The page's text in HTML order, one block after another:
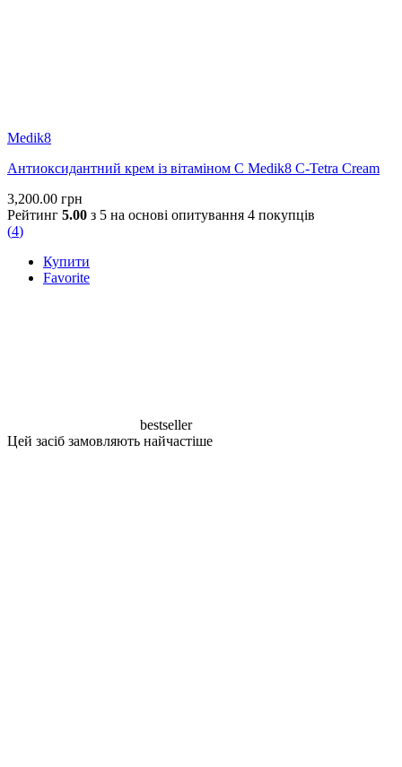
Medik8
Антиоксидантний крем із вітаміном С Medik8 C-Tetra Cream
3,200.00 грн
Рейтинг 5.00 з 5 на основі опитування 4 покупців
(4)
Купити
Favorite
bestseller
Цей засіб замовляють найчастіше